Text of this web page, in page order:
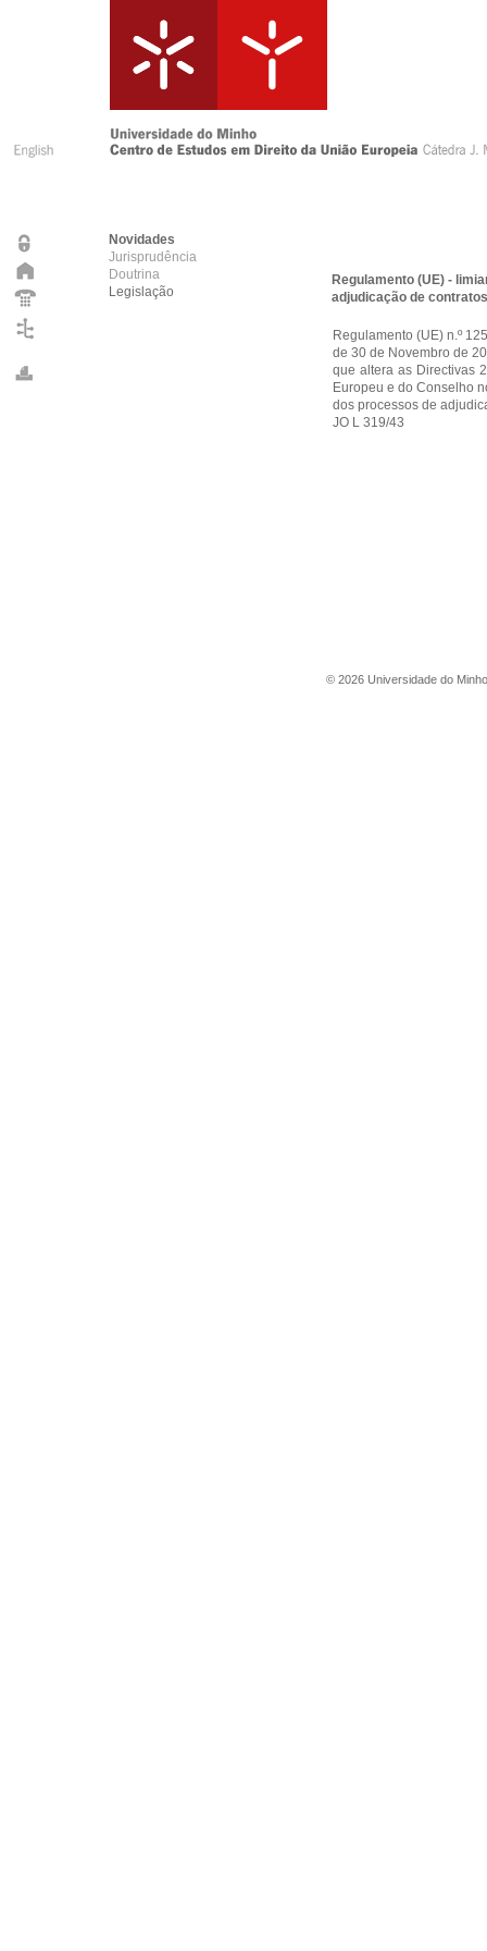
Novidades
Jurisprudência
Doutrina
Legislação
Regulamento (UE) -
adjudicação de contratos
Regulamento (UE) n.º
de 30 de Novembro de
que altera as Directivas
Europeu e do Conselho
dos processos de
JO L 319/43
© 2026 Universidade do